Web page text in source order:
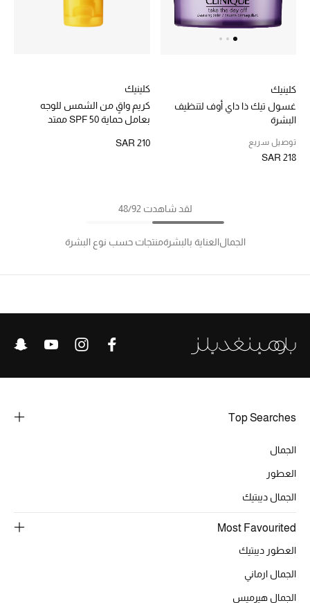
كلينيك
غسول تيك ذا داي أوف لتنظيف
البشرة
توصيل سريع
SAR 218
كلينيك
كريم واقٍ من الشمس للوجه
بعامل حماية SPF 50 ممتد
SAR 210
لقد شاهدت 48/92
الجمالالعناية بالبشرةمنتجات حسب نوع البشرة
Top Searches
الجمال
العطور
الجمال ديبتيك
Most Favourited
العطور ديبتيك
الجمال ارماني
الجمال هيرميس